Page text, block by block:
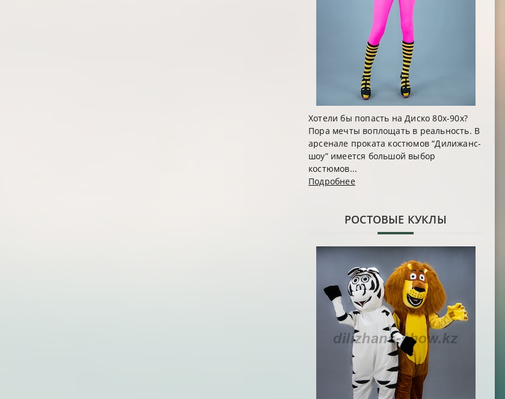
Хотели бы попасть на Диско 80х-90х?
Пора мечты воплощать в реальность. В
арсенале проката костюмов “Дилижанс-
шоу” имеется большой выбор
костюмов...
Подробнее
РОСТОВЫЕ КУКЛЫ